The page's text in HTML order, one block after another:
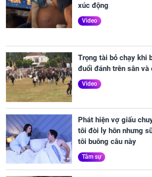
xúc động
Video
Trọng tài bỏ chạy khi
đuổi đánh trên sân và
Video
Phát hiện vợ giấu
tôi đòi ly hôn nhưng
tôi buông câu này
Tâm sự